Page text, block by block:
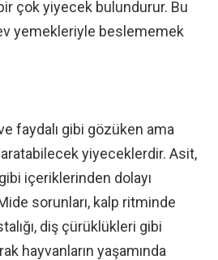
çok yiyecek bulundurur. Bu
yemekleriyle beslememek
faydalı gibi gözüken ama
yiyeceklerdir. Asit,
içeriklerinden dolayı
sorunları, kalp ritminde
diş çürüklükleri gibi
hayvanların yaşamında